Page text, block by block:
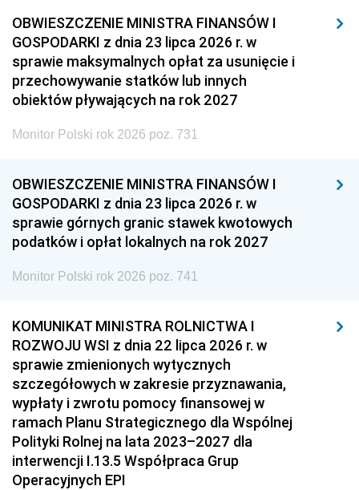
OBWIESZCZENIE MINISTRA FINANSÓW I
GOSPODARKI z dnia 23 lipca 2026 r. w
sprawie maksymalnych opłat za usunięcie i
przechowywanie statków lub innych
obiektów pływających na rok 2027
Monitor Polski rok 2026 poz. 731
OBWIESZCZENIE MINISTRA FINANSÓW I
GOSPODARKI z dnia 23 lipca 2026 r. w
sprawie górnych granic stawek kwotowych
podatków i opłat lokalnych na rok 2027
Monitor Polski rok 2026 poz. 741
KOMUNIKAT MINISTRA ROLNICTWA I
ROZWOJU WSI z dnia 22 lipca 2026 r. w
sprawie zmienionych wytycznych
szczegółowych w zakresie przyznawania,
wypłaty i zwrotu pomocy finansowej w
ramach Planu Strategicznego dla Wspólnej
Polityki Rolnej na lata 2023–2027 dla
interwencji I.13.5 Współpraca Grup
Operacyjnych EPI